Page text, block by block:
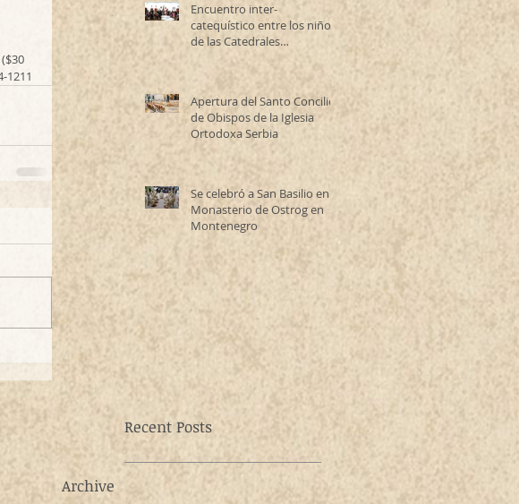
1211
Encuentro inter-
catequístico entre los niños
de las Catedrales
Antioqueña y Serbia
Apertura del Santo Concilio
de Obispos de la Iglesia
Ortodoxa Serbia
Se celebró a San Basilio en el
Monasterio de Ostrog en
Montenegro
Recent Posts
Archive